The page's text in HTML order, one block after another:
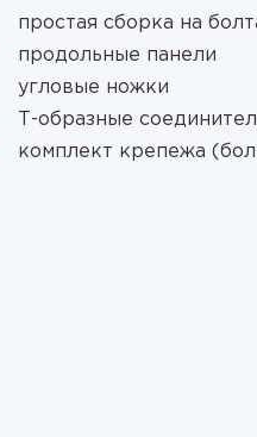
простая сборка на
продольные панели
угловые ножки
Т-образные
комплект крепежа